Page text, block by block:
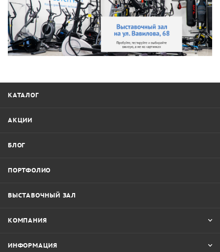
КАТАЛОГ
АКЦИИ
БЛОГ
ПОРТФОЛИО
ВЫСТАВОЧНЫЙ ЗАЛ
КОМПАНИЯ
ИНФОРМАЦИЯ